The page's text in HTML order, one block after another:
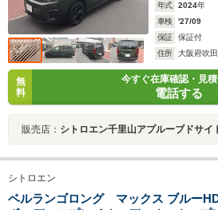
年式 2024年
車検
'27/09
保証
保証付
住所
大阪府吹
無
料
今すぐ在庫確認・見
電話する
販売店： シトロエン千里山アプルーブドサイ
シトロエン
ベルランゴロング マックス ブルー